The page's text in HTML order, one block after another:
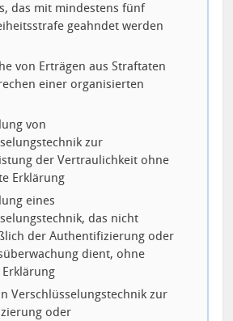
das mit mindestens fünf
geahndet werden
von Erträgen aus Straftaten
einer organisierten
von
zur
der Vertraulichkeit ohne
Erklärung
eines
das nicht
der Authentifizierung oder
dient, ohne
Verschlüsselungstechnik zur
oder